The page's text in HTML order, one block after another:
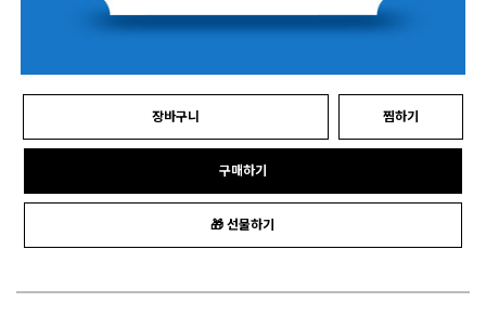
장바구니 찜하기
구매하기
🎁 선물하기